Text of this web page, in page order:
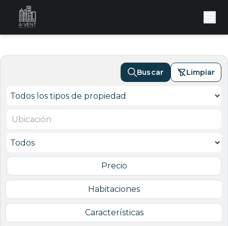
Precio
Habitaciones
Características
Buscar Limpiar